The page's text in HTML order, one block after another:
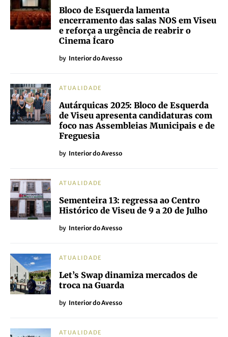
Bloco de Esquerda lamenta
encerramento das salas NOS em Viseu
e reforça a urgência de reabrir o
Cinema Ícaro
by Interior do Avesso
ATUALIDADE
Autárquicas 2025: Bloco de Esquerda
de Viseu apresenta candidaturas com
foco nas Assembleias Municipais e de
Freguesia
by Interior do Avesso
ATUALIDADE
Sementeira 13: regressa ao Centro
Histórico de Viseu de 9 a 20 de Julho
by Interior do Avesso
ATUALIDADE
Let’s Swap dinamiza mercados de
troca na Guarda
by Interior do Avesso
ATUALIDADE